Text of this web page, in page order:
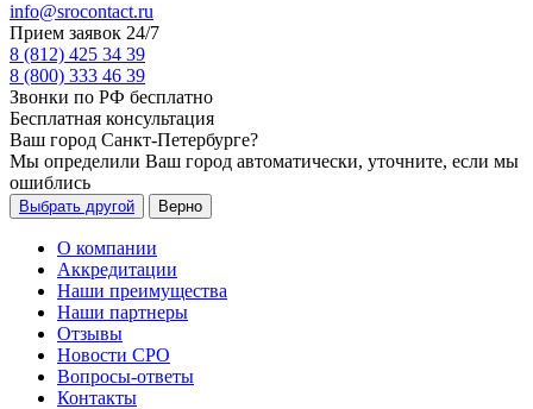
info@srocontact.ru
Прием заявок 24/7
8 (812) 425 34 39
8 (800) 333 46 39
Звонки по РФ бесплатно
Бесплатная консультация
Ваш город Санкт-Петербурге?
Мы определили Ваш город автоматически, уточните, если мы
ошиблись
Выбрать другой Верно
О компании
Аккредитации
Наши преимущества
Наши партнеры
Отзывы
Новости СРО
Вопросы-ответы
Контакты